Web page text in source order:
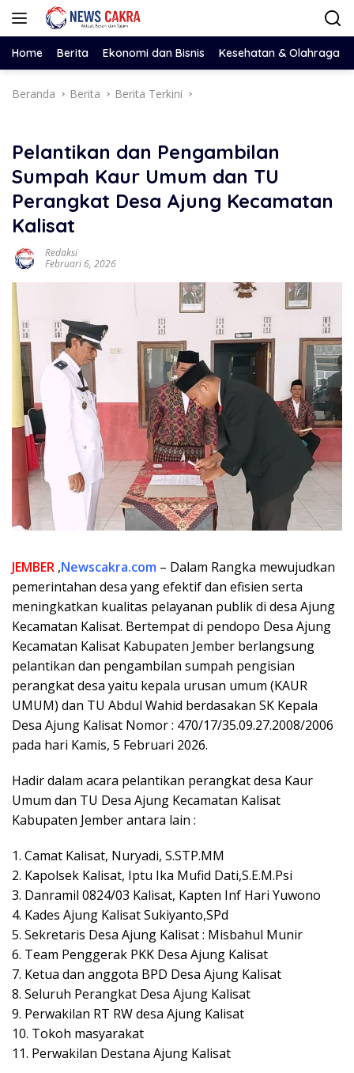
Langsung
Home Berita Ekonomi dan Bisnis Kesehatan & Olahraga
Beranda Berita Berita Terkini
Pelantikan dan Pengambilan
Sumpah Kaur Umum dan TU
Perangkat Desa Ajung Kecamatan
Kalisat
Redaksi
Februari 6, 2026
JEMBER ,Newscakra.com – Dalam Rangka mewujudkan
pemerintahan desa yang efektif dan efisien serta
meningkatkan kualitas pelayanan publik di desa Ajung
Kecamatan Kalisat. Bertempat di pendopo Desa Ajung
Kecamatan Kalisat Kabupaten Jember berlangsung
pelantikan dan pengambilan sumpah pengisian
perangkat desa yaitu kepala urusan umum (KAUR
UMUM) dan TU Abdul Wahid berdasakan SK Kepala
Desa Ajung Kalisat Nomor : 470/17/35.09.27.2008/2006
pada hari Kamis, 5 Februari 2026.
Hadir dalam acara pelantikan perangkat desa Kaur
Umum dan TU Desa Ajung Kecamatan Kalisat
Kabupaten Jember antara lain :
1. Camat Kalisat, Nuryadi, S.STP.MM
2. Kapolsek Kalisat, Iptu Ika Mufid Dati,S.E.M.Psi
3. Danramil 0824/03 Kalisat, Kapten Inf Hari Yuwono
4. Kades Ajung Kalisat Sukiyanto,SPd
5. Sekretaris Desa Ajung Kalisat : Misbahul Munir
6. Team Penggerak PKK Desa Ajung Kalisat
7. Ketua dan anggota BPD Desa Ajung Kalisat
8. Seluruh Perangkat Desa Ajung Kalisat
9. Perwakilan RT RW desa Ajung Kalisat
10. Tokoh masyarakat
11. Perwakilan Destana Ajung Kalisat